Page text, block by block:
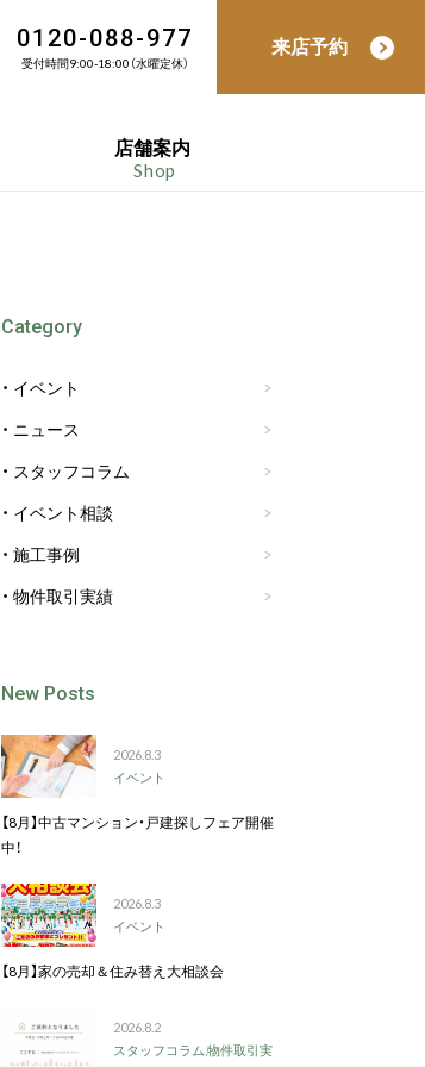
来店予約
0120-088-977
受付時間9:00-18:00（水曜定休）
店舗案内
Shop
Category
イベント
ニュース
スタッフコラム
イベント相談
施工事例
物件取引実績
New Posts
2026.8.3
イベント
【8月】中古マンション・戸建探しフェア開催
中！
2026.8.3
イベント
【8月】家の売却＆住み替え大相談会
2026.8.2
スタッフコラム,物件取引実